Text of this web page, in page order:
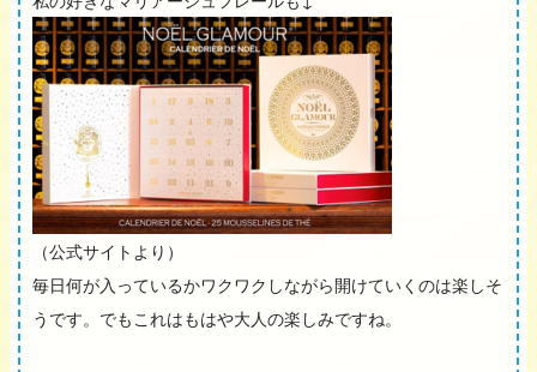
（公式サイトより）
毎日何が入っているかワクワクしながら開けていくのは楽しそ
うです。でもこれはもはや大人の楽しみですね。